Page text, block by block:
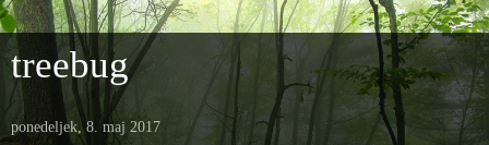
treebug
ponedeljek, 8. maj 2017